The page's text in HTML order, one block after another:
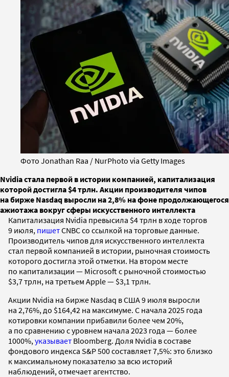
Фото Jonathan Raa / NurPhoto via Getty Images
Nvidia стала первой в истории компанией, капитализация
которой достигла $4 трлн. Акции производителя чипов
на бирже Nasdaq выросли на 2,8% на фоне продолжающегося
ажиотажа вокруг сферы искусственного интеллекта
Капитализация Nvidia превысила $4 трлн в ходе торгов
9 июля, пишетCNBC со ссылкой на торговые данные.
Производитель чипов для искусственного интеллекта
стал первой компанией в истории, рыночная стоимость
которого достигла этой отметки. На втором месте
по капитализации — Microsoft с рыночной стоимостью
$3,7 трлн, на третьем Apple — $3,1 трлн.
Акции Nvidia на бирже Nasdaq в США 9 июля выросли
на 2,76%, до $164,42 на максимуме. С начала 2025 года
котировки компании прибавили более чем 20%,
а по сравнению с уровнем начала 2023 года — более
1000%, указывает Bloomberg. Доля Nvidia в составе
фондового индекса S&P 500 составляет 7,5%: это близко
к максимальному показателю за всю историй
наблюдений, отмечает агентство.